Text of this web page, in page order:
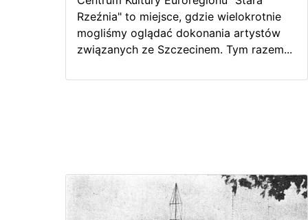
Rzeźnia" to miejsce, gdzie wielokrotnie
mogliśmy oglądać dokonania artystów
związanych ze Szczecinem. Tym razem...